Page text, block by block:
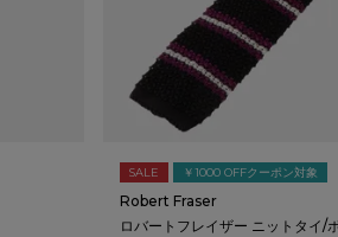
SALE ￥1000 OFFクーポン対象
Robert Fraser
ロバートフレイザー ニットタイ/